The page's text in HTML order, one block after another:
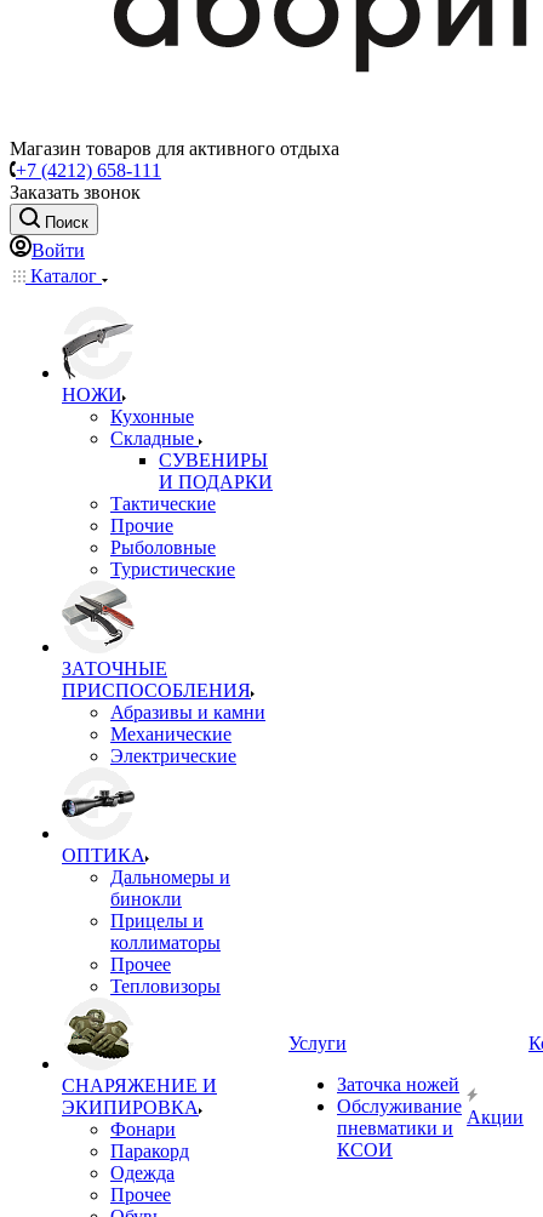
Магазин товаров для активного отдыха
+7 (4212) 658-111
Заказать звонок
Поиск
Войти
Каталог
НОЖИ
Кухонные
Складные
СУВЕНИРЫ
И ПОДАРКИ
Тактические
Прочие
Рыболовные
Туристические
ЗАТОЧНЫЕ
ПРИСПОСОБЛЕНИЯ
Абразивы и камни
Механические
Электрические
ОПТИКА
Дальномеры и
бинокли
Прицелы и
коллиматоры
Прочее
Тепловизоры
СНАРЯЖЕНИЕ И
ЭКИПИРОВКА
Фонари
Паракорд
Одежда
Прочее
Услуги
Заточка ножей
Обслуживание
пневматики и
КСОИ
Акции